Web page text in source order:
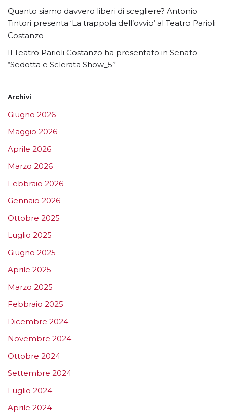
Quanto siamo davvero liberi di scegliere? Antonio
Tintori presenta ‘La trappola dell’ovvio’ al Teatro Parioli
Costanzo
Il Teatro Parioli Costanzo ha presentato in Senato
“Sedotta e Sclerata Show_5”
Archivi
Giugno 2026
Maggio 2026
Aprile 2026
Marzo 2026
Febbraio 2026
Gennaio 2026
Ottobre 2025
Luglio 2025
Giugno 2025
Aprile 2025
Marzo 2025
Febbraio 2025
Dicembre 2024
Novembre 2024
Ottobre 2024
Settembre 2024
Luglio 2024
Aprile 2024